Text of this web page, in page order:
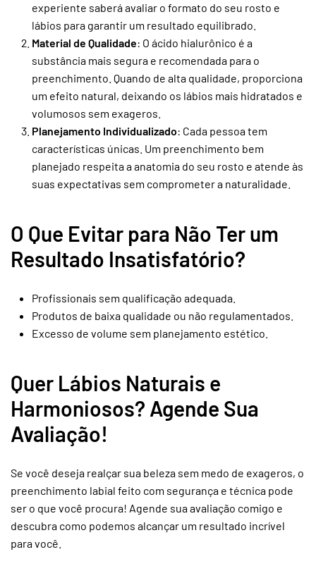
experiente saberá avaliar o formato do seu rosto e
lábios para garantir um resultado equilibrado.
Material de Qualidade: O ácido hialurônico é a
substância mais segura e recomendada para o
preenchimento. Quando de alta qualidade, proporciona
um efeito natural, deixando os lábios mais hidratados e
volumosos sem exageros.
Planejamento Individualizado: Cada pessoa tem
características únicas. Um preenchimento bem
planejado respeita a anatomia do seu rosto e atende às
suas expectativas sem comprometer a naturalidade.
O Que Evitar para Não Ter um
Resultado Insatisfatório?
Profissionais sem qualificação adequada.
Produtos de baixa qualidade ou não regulamentados.
Excesso de volume sem planejamento estético.
Quer Lábios Naturais e
Harmoniosos? Agende Sua
Avaliação!
Se você deseja realçar sua beleza sem medo de exageros, o
preenchimento labial feito com segurança e técnica pode
ser o que você procura! Agende sua avaliação comigo e
descubra como podemos alcançar um resultado incrível
para você.